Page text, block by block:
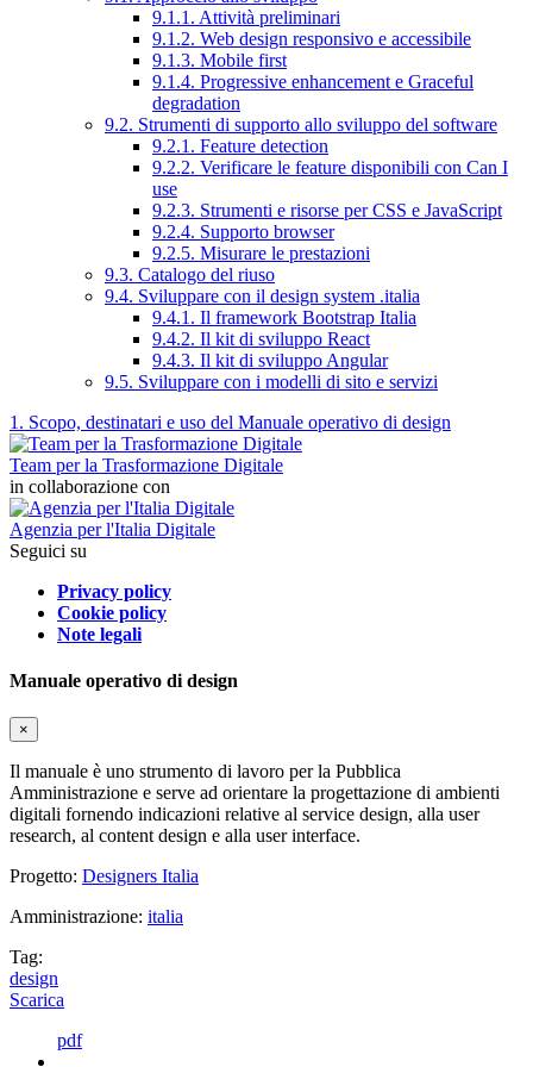
9.1.1. Attività preliminari
9.1.2. Web design responsivo e accessibile
9.1.3. Mobile first
9.1.4. Progressive enhancement e Graceful
degradation
9.2. Strumenti di supporto allo sviluppo del software
9.2.1. Feature detection
9.2.2. Verificare le feature disponibili con Can I
use
9.2.3. Strumenti e risorse per CSS e JavaScript
9.2.4. Supporto browser
9.2.5. Misurare le prestazioni
9.3. Catalogo del riuso
9.4. Sviluppare con il design system .italia
9.4.1. Il framework Bootstrap Italia
9.4.2. Il kit di sviluppo React
9.4.3. Il kit di sviluppo Angular
9.5. Sviluppare con i modelli di sito e servizi
1. Scopo, destinatari e uso del Manuale operativo di design
Team per la Trasformazione Digitale
in collaborazione con
Agenzia per l'Italia Digitale
Seguici su
Privacy policy
Cookie policy
Note legali
Manuale operativo di design
×
Il manuale è uno strumento di lavoro per la Pubblica
Amministrazione e serve ad orientare la progettazione di ambienti
digitali fornendo indicazioni relative al service design, alla user
research, al content design e alla user interface.
Progetto: Designers Italia
Amministrazione: italia
Tag:
design
Scarica
pdf